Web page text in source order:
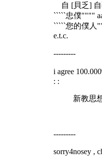
自 [貝乏] 自
`````忠僕""""
`````您的僕人
e.t.c.
---------
i agree
: :
新教思
---------
sorry4nosey ,